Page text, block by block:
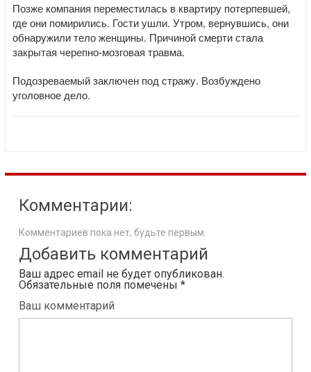
Позже компания переместилась в квартиру потерпевшей,
где они помирились. Гости ушли. Утром, вернувшись, они
обнаружили тело женщины. Причиной смерти стала
закрытая черепно-мозговая травма.
Подозреваемый заключен под стражу. Возбуждено
уголовное дело.
Комментарии:
Комментариев пока нет, будьте первым.
Добавить комментарий
Ваш адрес email не будет опубликован.
Обязательные поля помечены *
Ваш комментарий